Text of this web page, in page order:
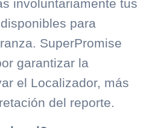
involuntariamente tus
para
. SuperPromise
garantizar la
el Localizador, más
del reporte.